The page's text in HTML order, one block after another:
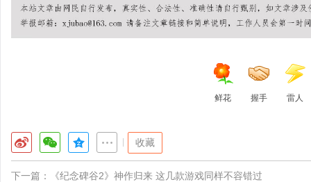
鲜花 握手 雷人
收藏
下一篇： 《纪念碑谷2》神作归来 这几款游戏同样不容错过